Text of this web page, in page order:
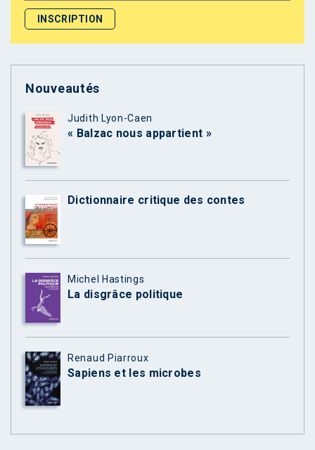
Nouveautés
Judith Lyon-Caen
« Balzac nous appartient »
Dictionnaire critique des contes
Michel Hastings
La disgrâce politique
Renaud Piarroux
Sapiens et les microbes